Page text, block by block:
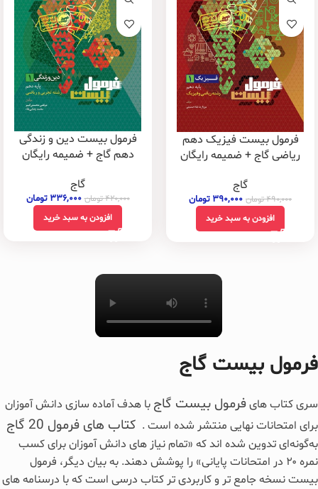
فرمول بیست فیزیک دهم
ریاضی گاج + ضمیمه رایگان
گاج
۴۹۰,۰۰۰تومان ۳۹۰,۰۰۰ تومان
افزودن به سبد خرید
فرمول بیست دین و زندگی
دهم گاج + ضمیمه رایگان
گاج
۴۲۰,۰۰۰تومان ۳۳۶,۰۰۰ تومان
افزودن به سبد خرید
فرمول بیست گاج
سری کتاب‌ هایفرمول بیست گاج با هدف آماده‌ سازی دانش‌ آموزان
برای امتحانات نهایی منتشر شده‌ است . کتاب های فرمول 20 گاج
به‌گونه‌ای تدوین شده‌ اند که «تمام نیاز های دانش‌ آموزان برای کسب
نمره ۲۰ در امتحانات پایانی» را پوشش دهند. به بیان دیگر، فرمول
بیست نسخه‌ جامع‌ تر و کاربردی‌ تر کتاب درسی است که با درسنامه‌ های